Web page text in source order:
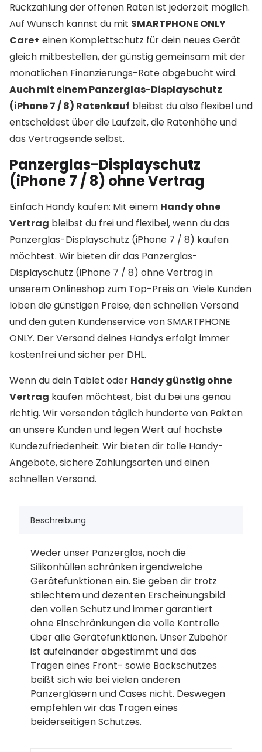
Rückzahlung der offenen Raten ist jederzeit möglich.
Auf Wunsch kannst du mit SMARTPHONE ONLY
Care+ einen Komplettschutz für dein neues Gerät
gleich mitbestellen, der günstig gemeinsam mit der
monatlichen Finanzierungs-Rate abgebucht wird.
Auch mit einem Panzerglas-Displayschutz
(iPhone 7 / 8) Ratenkauf bleibst du also flexibel und
entscheidest über die Laufzeit, die Ratenhöhe und
das Vertragsende selbst.
Panzerglas-Displayschutz
(iPhone 7 / 8) ohne Vertrag
Einfach Handy kaufen: Mit einem Handy ohne
Vertrag bleibst du frei und flexibel, wenn du das
Panzerglas-Displayschutz (iPhone 7 / 8) kaufen
möchtest. Wir bieten dir das Panzerglas-
Displayschutz (iPhone 7 / 8) ohne Vertrag in
unserem Onlineshop zum Top-Preis an. Viele Kunden
loben die günstigen Preise, den schnellen Versand
und den guten Kundenservice von SMARTPHONE
ONLY. Der Versand deines Handys erfolgt immer
kostenfrei und sicher per DHL.
Wenn du dein Tablet oder Handy günstig ohne
Vertrag kaufen möchtest, bist du bei uns genau
richtig. Wir versenden täglich hunderte von Pakten
an unsere Kunden und legen Wert auf höchste
Kundezufriedenheit. Wir bieten dir tolle Handy-
Angebote, sichere Zahlungsarten und einen
schnellen Versand.
Beschreibung
Weder unser Panzerglas, noch die
Silikonhüllen schränken irgendwelche
Gerätefunktionen ein. Sie geben dir trotz
stilechtem und dezenten Erscheinungsbild
den vollen Schutz und immer garantiert
ohne Einschränkungen die volle Kontrolle
über alle Gerätefunktionen. Unser Zubehör
ist aufeinander abgestimmt und das
Tragen eines Front- sowie Backschutzes
beißt sich wie bei vielen anderen
Panzergläsern und Cases nicht. Deswegen
empfehlen wir das Tragen eines
beiderseitigen Schutzes.